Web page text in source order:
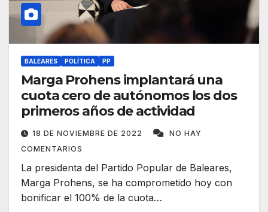
BALEARES POLÍTICA PP
Marga Prohens implantará una
cuota cero de autónomos los dos
primeros años de actividad
18 DE NOVIEMBRE DE 2022
NO HAY
COMENTARIOS
La presidenta del Partido Popular de Baleares,
Marga Prohens, se ha comprometido hoy con
bonificar el 100% de la cuota…